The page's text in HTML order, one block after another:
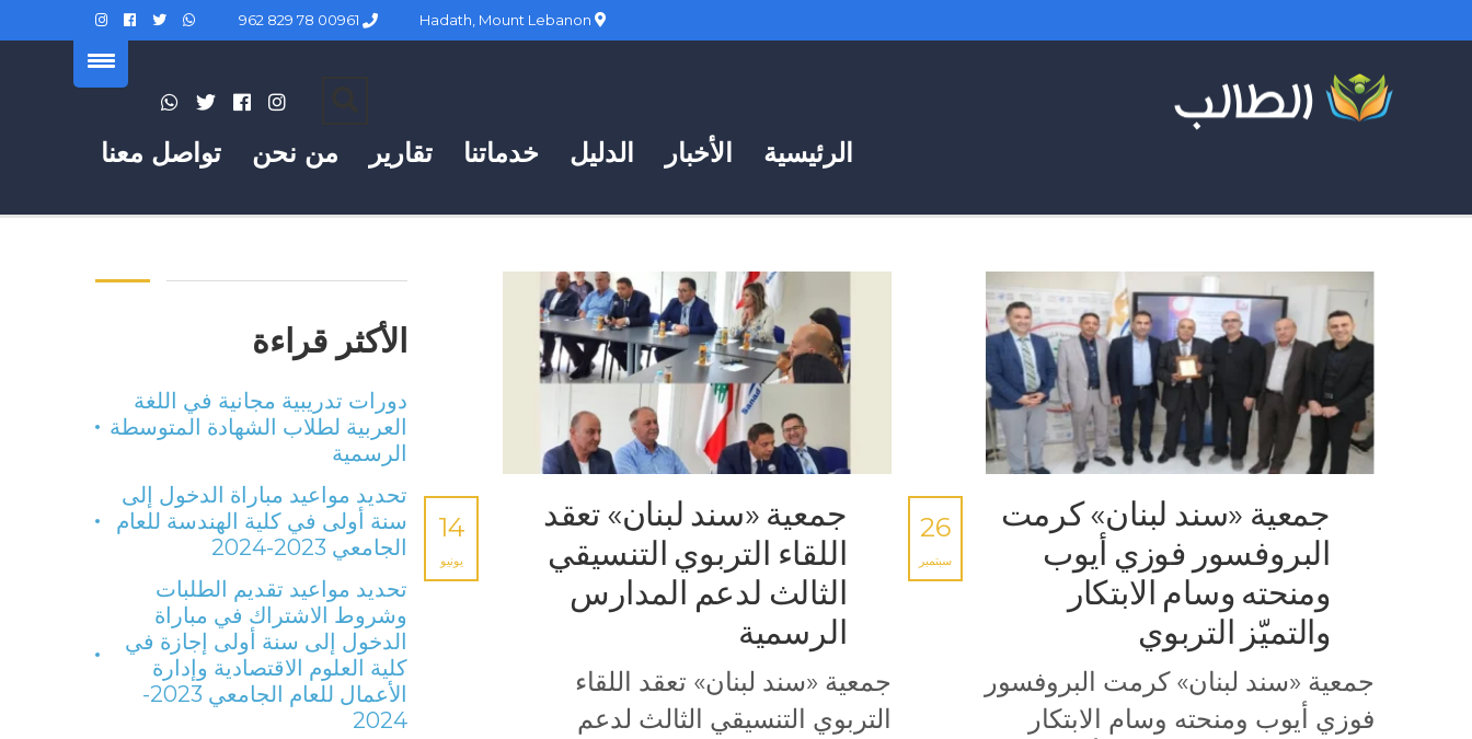
تواصل معنا من نحن تقارير خدماتنا الدليل الأخبار الرئيسية
جمعية «سند لبنان» كرمت
البروفسور فوزي أيوب
ومنحته وسام الابتكار
والتميّز التربوي
26
سبتمبر
جمعية «سند لبنان» كرمت البروفسور
فوزي أيوب ومنحته وسام الابتكار
جمعية «سند لبنان» تعقد
اللقاء التربوي التنسيقي
الثالث لدعم المدارس
الرسمية
14
يونيو
جمعية «سند لبنان» تعقد اللقاء
التربوي التنسيقي الثالث لدعم
الأكثر قراءة
دورات تدريبية مجانية في اللغة
العربية لطلاب الشهادة المتوسطة
الرسمية
تحديد مواعيد مباراة الدخول إلى
سنة أولى في كلية الهندسة للعام
الجامعي 2023-2024
تحديد مواعيد تقديم الطلبات
وشروط الاشتراك في مباراة
الدخول إلى سنة أولى إجازة في
كلية العلوم الاقتصادية وإدارة
الأعمال للعام الجامعي 2023-
2024